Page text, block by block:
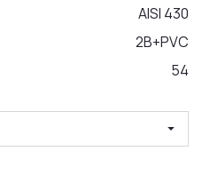
AISI 430
2B+PVC
54
arrow_drop_down